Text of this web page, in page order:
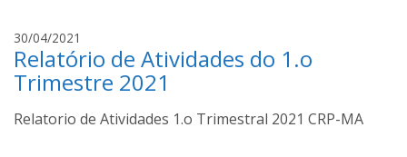
C
o
t
30/04/2021
s
c
e
m
Relatório de Atividades do 1.o
Trimestre 2021
Relatorio de Atividades 1.o Trimestral 2021 CRP-MA